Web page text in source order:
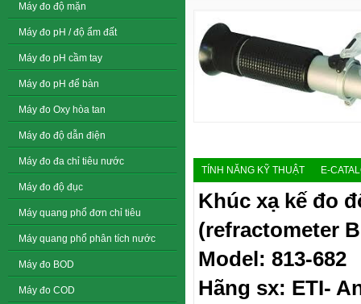
Máy đo độ mặn
Máy đo pH / độ ẩm đất
Máy đo pH cầm tay
Máy đo pH để bàn
Máy đo Oxy hòa tan
Máy đo độ dẫn điện
Máy đo đa chỉ tiêu nước
Máy đo độ đục
Máy quang phổ đơn chỉ tiêu
Máy quang phổ phân tích nước
Máy đo BOD
Máy đo COD
TÍNH NĂNG KỸ THUẬT E-
Khúc xạ kế đo
(refractometer
Model: 813-682
Hãng sx: ETI-